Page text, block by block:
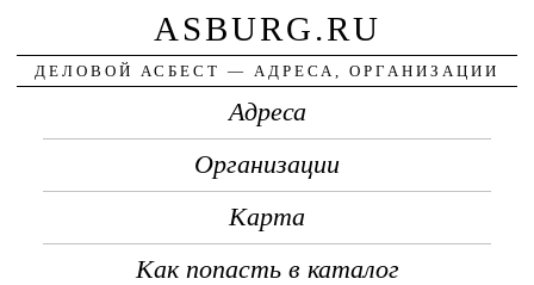
ASBURG.RU
ДЕЛОВОЙ АСБЕСТ — АДРЕСА, ОРГАНИЗАЦИИ
Адреса
Организации
Карта
Как попасть в каталог